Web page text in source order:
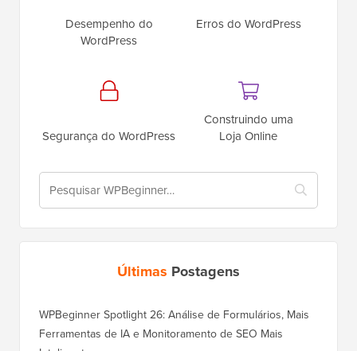
Desempenho do
WordPress
Erros do WordPress
Segurança do WordPress
Construindo uma
Loja Online
Últimas Postagens
WPBeginner Spotlight 26: Análise de Formulários, Mais
Ferramentas de IA e Monitoramento de SEO Mais